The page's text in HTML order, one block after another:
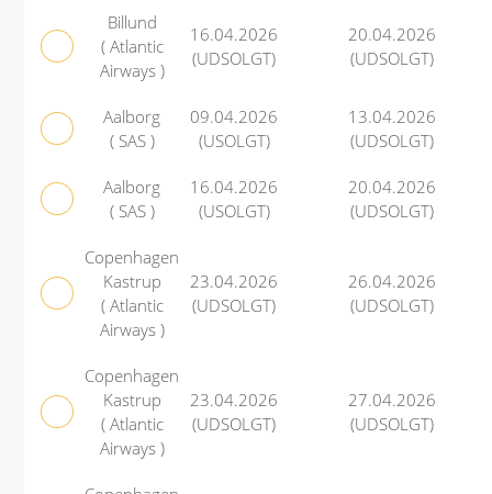
Billund
( Atlantic
Airways )
16.04.2026
(UDSOLGT)
20.04.2026
(UDSOLGT)
Aalborg
( SAS )
09.04.2026
(USOLGT)
13.04.2026
(UDSOLGT)
Aalborg
( SAS )
16.04.2026
(USOLGT)
20.04.2026
(UDSOLGT)
Copenhagen
Kastrup
( Atlantic
Airways )
23.04.2026
(UDSOLGT)
26.04.2026
(UDSOLGT)
Copenhagen
Kastrup
( Atlantic
Airways )
23.04.2026
(UDSOLGT)
27.04.2026
(UDSOLGT)